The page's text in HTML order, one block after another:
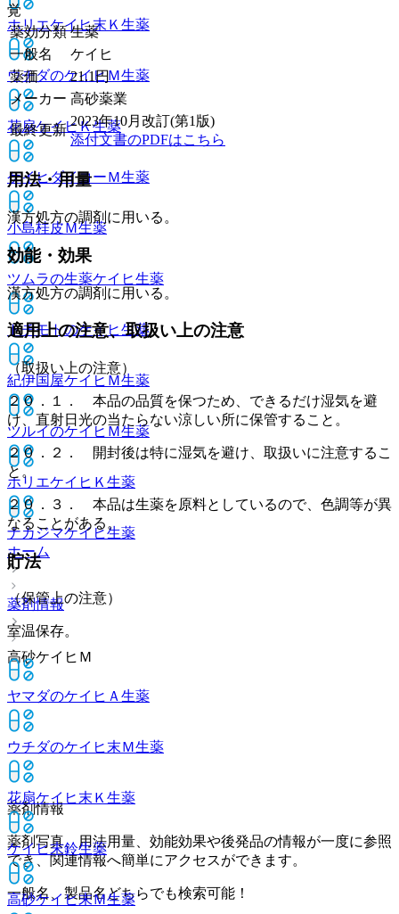
ホリエケイヒ末Ｋ 生薬
ウチダのケイヒＭ生薬
花扇ケイヒＫ生薬
ケイヒダイコーＭ生薬
小島桂皮Ｍ生薬
ツムラの生薬ケイヒ生薬
トチモトのケイヒ生薬
紀伊国屋ケイヒＭ生薬
ツルイのケイヒＭ生薬
ホリエケイヒＫ 生薬
ナカジマケイヒ生薬
ホーム
薬剤情報
高砂ケイヒＭ
覚
薬効分類 生薬
一般名
ケイヒ
薬価
21.1円
メーカー 高砂薬業
最終更新
2023年10月改訂(第1版)
添付文書のPDFはこちら
用法・用量
漢方処方の調剤に用いる。
効能・効果
漢方処方の調剤に用いる。
適用上の注意、取扱い上の注意
（取扱い上の注意）
２０．１． 本品の品質を保つため、できるだけ湿気を避
け、直射日光の当たらない涼しい所に保管すること。
２０．２． 開封後は特に湿気を避け、取扱いに注意するこ
と。
２０．３． 本品は生薬を原料としているので、色調等が異
なることがある。
貯法
（保管上の注意）
室温保存。
ヤマダのケイヒＡ 生薬
ウチダのケイヒ末Ｍ生薬
花扇ケイヒ末Ｋ 生薬
ケイヒ末鈴生薬
高砂ケイヒ末Ｍ生薬
薬剤情報
薬剤写真、用法用量、効能効果や後発品の情報が一度に参照
でき、関連情報へ簡単にアクセスができます。
一般名、製品名どちらでも検索可能！